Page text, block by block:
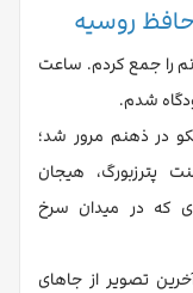
روسیه
را جمع کردم. ساعت
شدم.
در ذهنم مرور شد؛
پترزبورگ، هیجان
که در میدان سرخ
تصویر از جاهای